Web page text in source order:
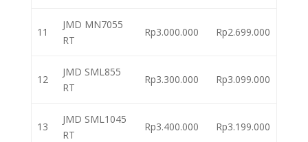
11
JMD MN7055
RT
Rp3.000.000 Rp2.699.000
12
JMD SML855
RT
Rp3.300.000 Rp3.099.000
13
JMD SML1045
RT
Rp3.400.000 Rp3.199.000